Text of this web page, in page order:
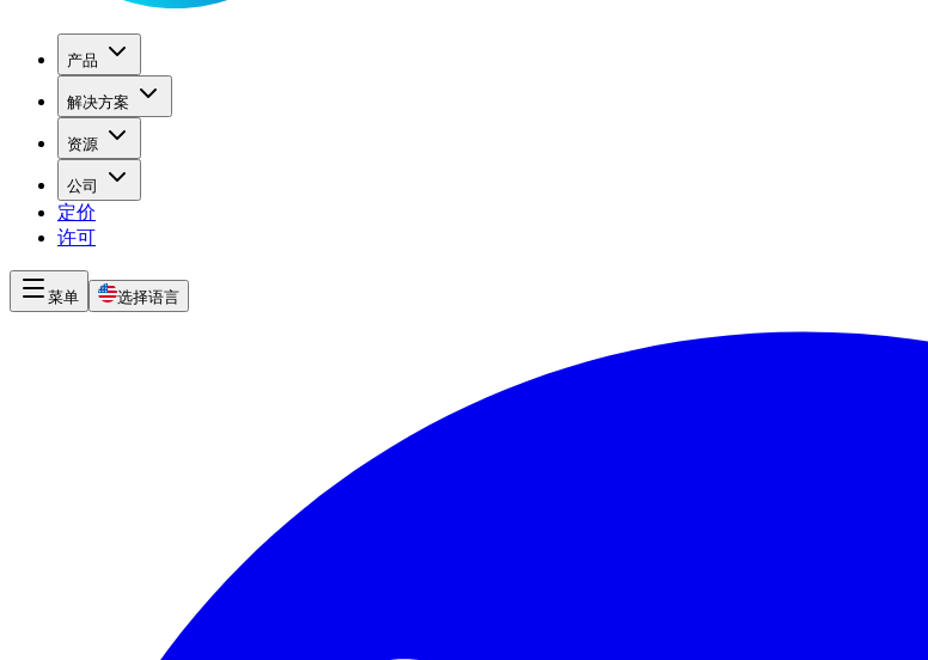
产品
解决方案
资源
公司
定价
许可
菜单 选择语言